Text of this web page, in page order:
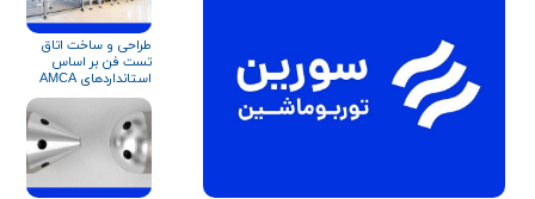
طراحی و ساخت اتاق
تست فن بر اساس
استانداردهای AMCA
۲۱۰ و ISO ۵۸۰۱